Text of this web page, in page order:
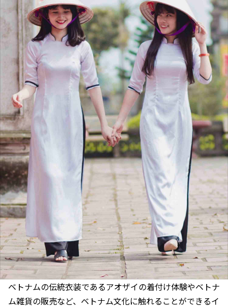
ベトナムの伝統衣装であるアオザイの着付け体験やベトナ
ム雑貨の販売など、ベトナム文化に触れることができるイ